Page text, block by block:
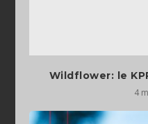
Wildflower: le
4